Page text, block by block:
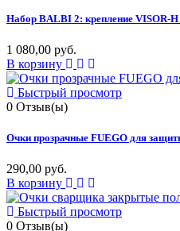
Набор BALBI 2: крепление VISOR-
1 080,00 руб.
В корзину
Быстрый просмотр
0 Отзыв(ы)
Очки прозрачные FUEGO для
290,00 руб.
В корзину
Быстрый просмотр
0 Отзыв(ы)